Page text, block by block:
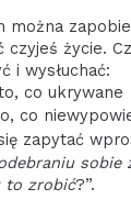
można
czyjeś życie.
i wysłuchać:
co ukrywane
co
zapytać
sobie
to zrobić?”.